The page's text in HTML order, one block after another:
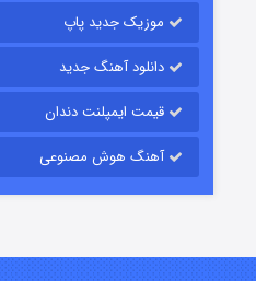
قسمت۲ (دوبله)
موزیک جدید پاپ
دانلود آهنگ جدید
قیمت ایمپلنت دندان
آهنگ هوش مصنوعی